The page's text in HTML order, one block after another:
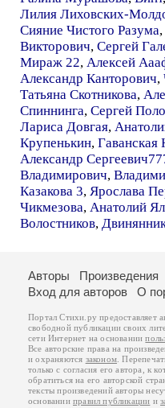
Лилия Лиховских-
Сияние Чистого Разума,
Викторович, Сергей
Мираж 22, Алексей
Александр Канторович,
Татьяна Скотникова,
Спиннинга, Сергей
Лариса Довгая,
Крупенькин, Гаванская
Александр
Владимирович,
Казакова 3, Ярослава
Чикмезова, Анатолий
Волостников,
Авторы Произведения
Вход для авторов
О
Портал Стихи.ру предоставляет
свободной публикации своих
сети Интернет на основании
Все авторские права на
и охраняются законом.
только с согласия его автора, к
обратиться на его авторской
тексты произведений авторы
основанииправил публикации и